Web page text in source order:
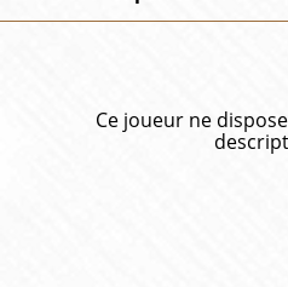
Ce joueur ne